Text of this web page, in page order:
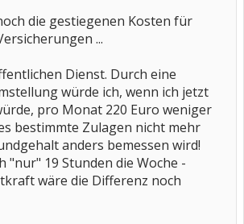
die gestiegenen Kosten für
...
Dienst. Durch eine
würde ich, wenn ich jetzt
pro Monat 220 Euro weniger
bestimmte Zulagen nicht mehr
anders bemessen wird!
"nur" 19 Stunden die Woche -
wäre die Differenz noch